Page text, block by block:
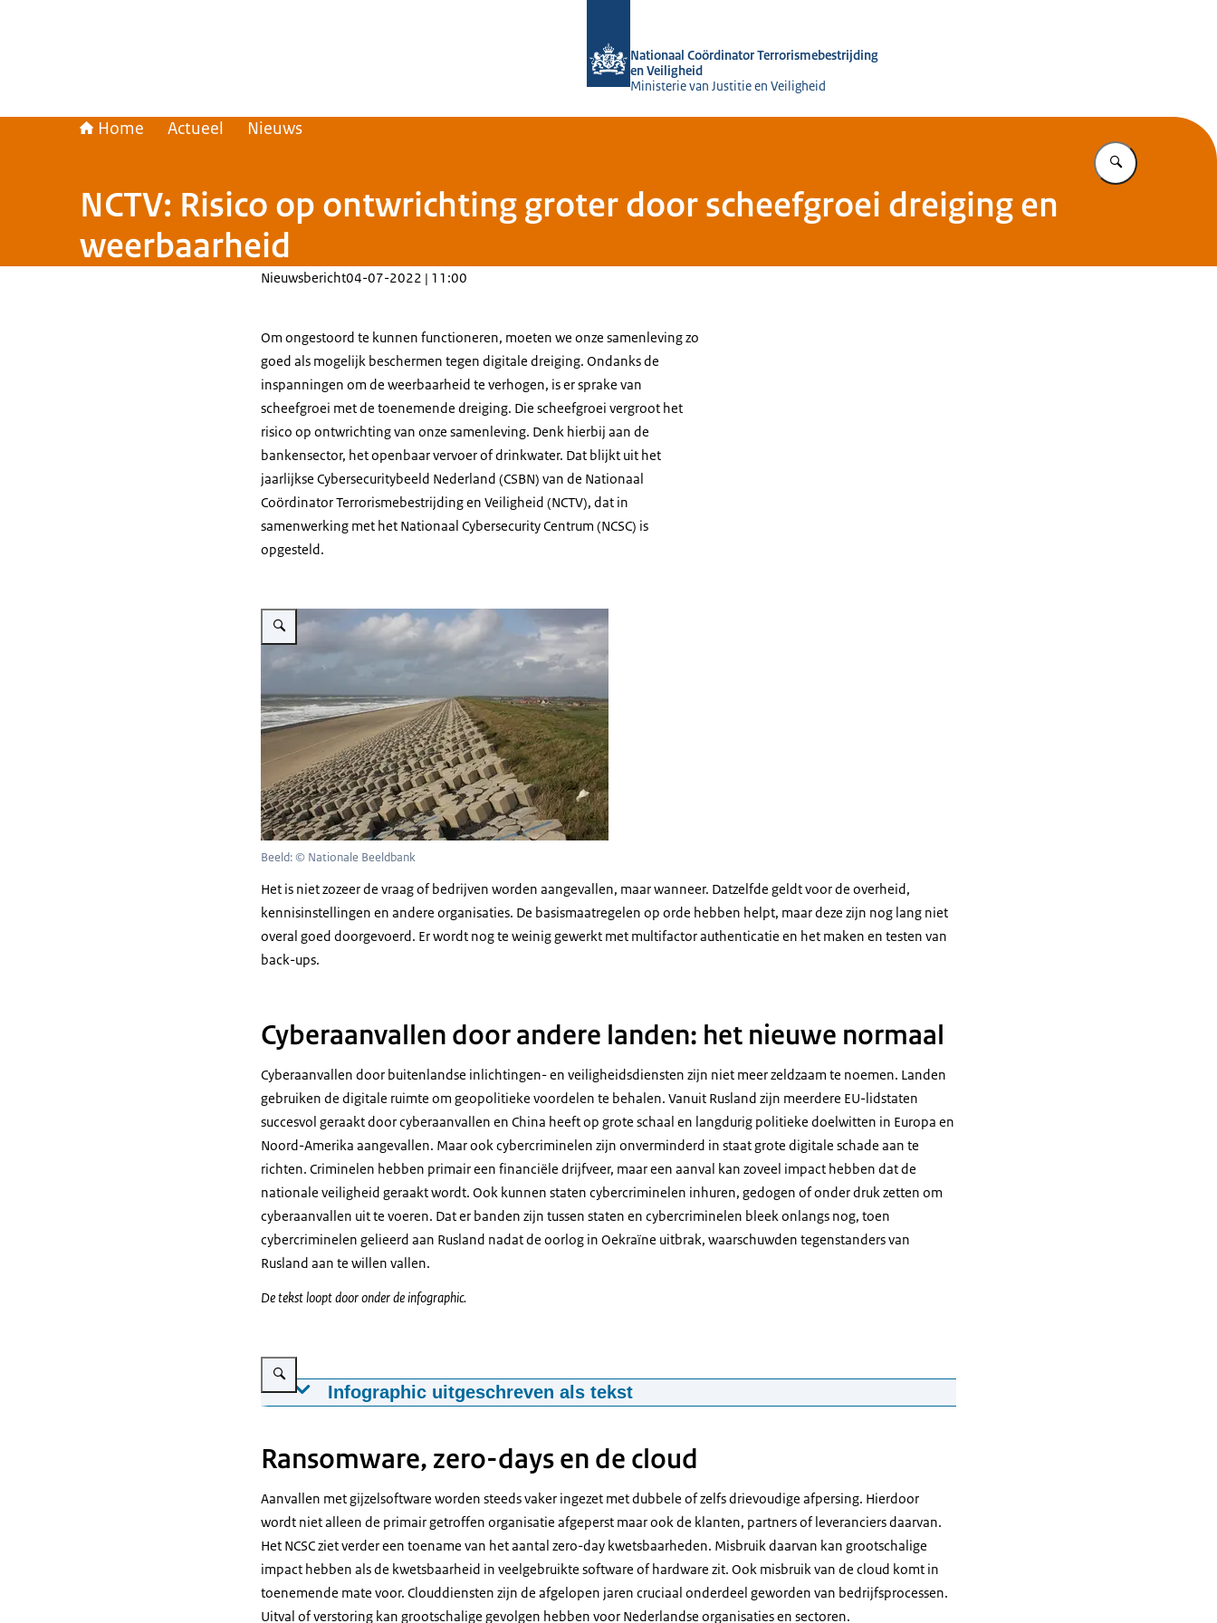
Nationaal Coördinator Terrorismebestrijding
en Veiligheid
Ministerie van Justitie en Veiligheid
Home Actueel Nieuws
Vul in wat u
NCTV: Risico op ontwrichting groter door scheefgroei dreiging en
weerbaarheid
Nieuwsbericht04-07-2022 | 11:00
Om ongestoord te kunnen functioneren, moeten we onze samenleving zo
goed als mogelijk beschermen tegen digitale dreiging. Ondanks de
inspanningen om de weerbaarheid te verhogen, is er sprake van
scheefgroei met de toenemende dreiging. Die scheefgroei vergroot het
risico op ontwrichting van onze samenleving. Denk hierbij aan de
bankensector, het openbaar vervoer of drinkwater. Dat blijkt uit het
jaarlijkse Cybersecuritybeeld Nederland (CSBN) van de Nationaal
Coördinator Terrorismebestrijding en Veiligheid (NCTV), dat in
samenwerking met het Nationaal Cybersecurity Centrum (NCSC) is
opgesteld.
Vergroot afbeelding Dijk van stenen achter zee en strand
Beeld: © Nationale Beeldbank
Het is niet zozeer de vraag of bedrijven worden aangevallen, maar wanneer. Datzelfde geldt voor de overheid,
kennisinstellingen en andere organisaties. De basismaatregelen op orde hebben helpt, maar deze zijn nog lang niet
overal goed doorgevoerd. Er wordt nog te weinig gewerkt met multifactor authenticatie en het maken en testen van
back-ups.
Cyberaanvallen door andere landen: het nieuwe normaal
Cyberaanvallen door buitenlandse inlichtingen- en veiligheidsdiensten zijn niet meer zeldzaam te noemen. Landen
gebruiken de digitale ruimte om geopolitieke voordelen te behalen. Vanuit Rusland zijn meerdere EU-lidstaten
succesvol geraakt door cyberaanvallen en China heeft op grote schaal en langdurig politieke doelwitten in Europa en
Noord-Amerika aangevallen. Maar ook cybercriminelen zijn onverminderd in staat grote digitale schade aan te
richten. Criminelen hebben primair een financiële drijfveer, maar een aanval kan zoveel impact hebben dat de
nationale veiligheid geraakt wordt. Ook kunnen staten cybercriminelen inhuren, gedogen of onder druk zetten om
cyberaanvallen uit te voeren. Dat er banden zijn tussen staten en cybercriminelen bleek onlangs nog, toen
cybercriminelen gelieerd aan Rusland nadat de oorlog in Oekraïne uitbrak, waarschuwden tegenstanders van
Rusland aan te willen vallen.
De tekst loopt door onder de infographic.
Vergroot afbeelding Infographic CSBN 2022
Infographic uitgeschreven als tekst
Beperkingen in digitale autonomie beperken ook digitale weerbaarheid
Nederland heeft beperkte keuzemogelijkheden om de richting te bepalen van verdere digitalisering – en
daarmee van digitale weerbaarheid.
Risicomanagement staat nog in kinderschoenen
Digitale risico’s hebben nog geen structurele plaats in het bredere risicomanagement binnen en tussen
organisaties, sectoren en landen. Risico’s zijn vaak niet in beeld, basismaatregelen niet getroffen.
Marktdynamiek compliceert beheersing van digitale risico’s
Ransomware, zero-days en de cloud
Aanvallen met gijzelsoftware worden steeds vaker ingezet met dubbele of zelfs drievoudige afpersing. Hierdoor
wordt niet alleen de primair getroffen organisatie afgeperst maar ook de klanten, partners of leveranciers daarvan.
Het NCSC ziet verder een toename van het aantal zero-day kwetsbaarheden. Misbruik daarvan kan grootschalige
impact hebben als de kwetsbaarheid in veelgebruikte software of hardware zit. Ook misbruik van de cloud komt in
toenemende mate voor. Clouddiensten zijn de afgelopen jaren cruciaal onderdeel geworden van bedrijfsprocessen.
Uitval of verstoring kan grootschalige gevolgen hebben voor Nederlandse organisaties en sectoren.